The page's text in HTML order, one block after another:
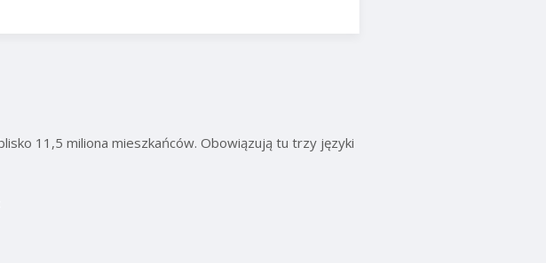
11,5 miliona mieszkańców. Obowiązują tu trzy języki